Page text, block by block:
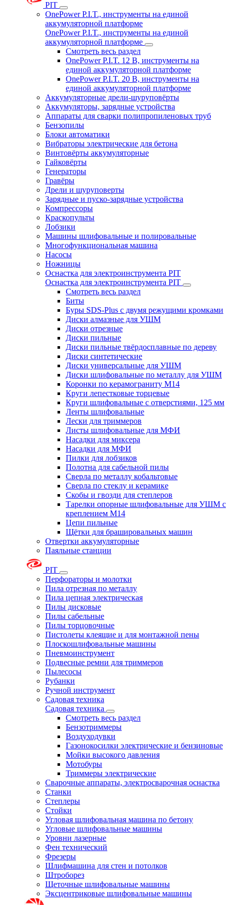
PIT
OnePower P.I.T., инструменты на единой
аккумуляторной платформе
OnePower P.I.T., инструменты на единой
аккумуляторной платформе
Смотреть весь раздел
OnePower P.I.T. 12 В, инструменты на
единой аккумуляторной платформе
OnePower P.I.T. 20 В, инструменты на
единой аккумуляторной платформе
Аккумуляторные дрели-шуруповёрты
Аккумуляторы, зарядные устройства
Аппараты для сварки полипропиленовых труб
Бензопилы
Блоки автоматики
Вибраторы электрические для бетона
Винтовёрты аккумуляторные
Гайковёрты
Генераторы
Гравёры
Дрели и шуруповерты
Зарядные и пуско-зарядные устройства
Компрессоры
Краскопульты
Лобзики
Машины шлифовальные и полировальные
Многофункциональная машина
Насосы
Ножницы
Оснастка для электроинструмента PIT
Оснастка для электроинструмента PIT
Смотреть весь раздел
Биты
Буры SDS-Plus c двумя режущими кромками
Диски алмазные для УШМ
Диски отрезные
Диски пильные
Диски пильные твёрдосплавные по дереву
Диски синтетические
Диски универсальные для УШМ
Диски шлифовальные по металлу для УШМ
Коронки по керамограниту M14
Круги лепестковые торцевые
Круги шлифовальные с отверстиями, 125 мм
Ленты шлифовальные
Лески для триммеров
Листы шлифовальные для МФИ
Насадки для миксера
Насадки для МФИ
Пилки для лобзиков
Полотна для сабельной пилы
Сверла по металлу кобальтовые
Сверла по стеклу и керамике
Скобы и гвозди для степлеров
Тарелки опорные шлифовальные для УШМ с
креплением М14
Цепи пильные
Щётки для брашировальных машин
Отвертки аккумуляторные
Паяльные станции
PIT
Перфораторы и молотки
Пила отрезная по металлу
Пила цепная электрическая
Пилы дисковые
Пилы сабельные
Пилы торцовочные
Пистолеты клеящие и для монтажной пены
Плоскошлифовальные машины
Пневмоинструмент
Подвесные ремни для триммеров
Пылесосы
Рубанки
Ручной инструмент
Садовая техника
Садовая техника
Смотреть весь раздел
Бензотриммеры
Воздуходувки
Газонокосилки электрические и бензиновые
Мойки высокого давления
Мотобуры
Триммеры электрические
Сварочные аппараты, электросварочная оснастка
Станки
Степлеры
Стойки
Угловая шлифовальная машина по бетону
Угловые шлифовальные машины
Уровни лазерные
Фен технический
Фрезеры
Шлифмашина для стен и потолков
Штроборез
Щеточные шлифовальные машины
Эксцентриковые шлифовальные машины